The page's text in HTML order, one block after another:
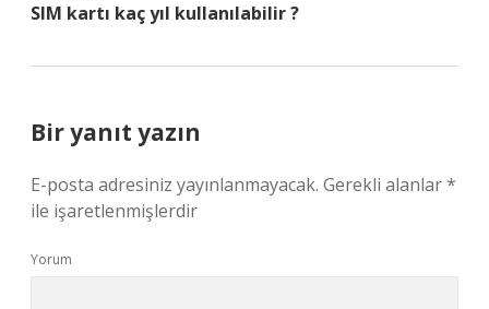
SIM kartı kaç yıl kullanılabilir ?
Bir yanıt yazın
E-posta adresiniz yayınlanmayacak. Gerekli alanlar*
ile işaretlenmişlerdir
Yorum